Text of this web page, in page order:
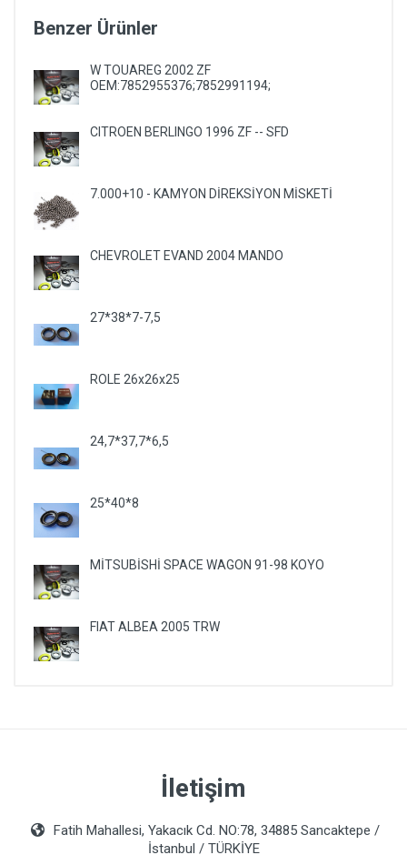
Benzer Ürünler
W TOUAREG 2002 ZF
OEM:7852955376;7852991194;
CITROEN BERLINGO 1996 ZF -- SFD
7.000+10 - KAMYON DİREKSİYON MİSKETİ
CHEVROLET EVAND 2004 MANDO
27*38*7-7,5
ROLE 26x26x25
24,7*37,7*6,5
25*40*8
MİTSUBİSHİ SPACE WAGON 91-98 KOYO
FIAT ALBEA 2005 TRW
İletişim
Fatih Mahallesi, Yakacık Cd. NO:78, 34885 Sancaktepe /
İstanbul / TÜRKİYE